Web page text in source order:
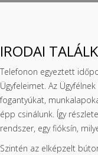
IRODAI
Telefonon egyeztett
Ügyfeleimet. Az
fogantyúkat,
épp csinálunk. Így
rendszer, egy fióksín,
Szintén az elképzelt